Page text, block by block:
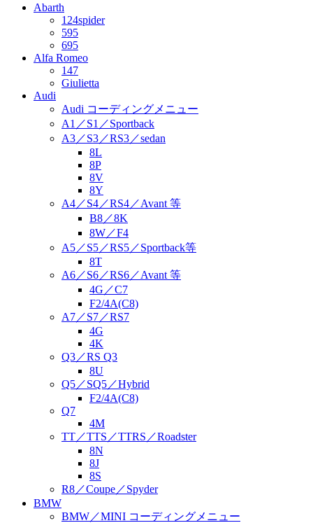
Abarth
124spider
595
695
Alfa Romeo
147
Giulietta
Audi
Audi コーディングメニュー
A1／S1／Sportback
A3／S3／RS3／sedan
8L
8P
8V
8Y
A4／S4／RS4／Avant 等
B8／8K
8W／F4
A5／S5／RS5／Sportback等
8T
A6／S6／RS6／Avant 等
4G／C7
F2/4A(C8)
A7／S7／RS7
4G
4K
Q3／RS Q3
8U
Q5／SQ5／Hybrid
F2/4A(C8)
Q7
4M
TT／TTS／TTRS／Roadster
8N
8J
8S
R8／Coupe／Spyder
BMW
BMW／MINI コーディングメニュー